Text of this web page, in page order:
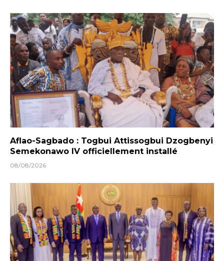
Aflao-Sagbado : Togbui Attissogbui Dzogbenyi
Semekonawo IV officiellement installé
08/08/2026